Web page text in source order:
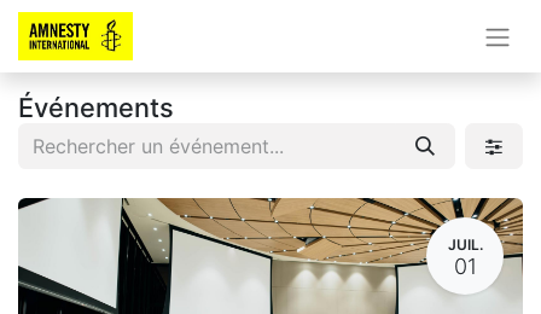
Événements
JUIL.
01